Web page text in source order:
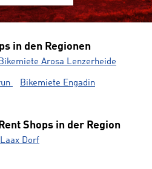
in den Regionen
Arosa Lenzerheide
Bikemiete Engadin
Shops in der Region
Dorf